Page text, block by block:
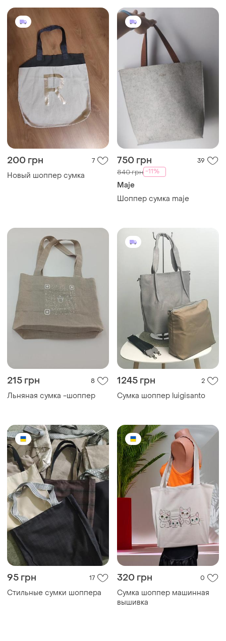
200 грн 7
Новый шоппер сумка
750 грн 39
840 грн -11%
Maje
Шоппер сумка maje
215 грн 8
Льняная сумка -шоппер
1245 грн 2
Сумка шоппер luigisanto
95 грн 17
Стильные сумки шоппера
320 грн 0
Сумка шоппер машинная
вышивка